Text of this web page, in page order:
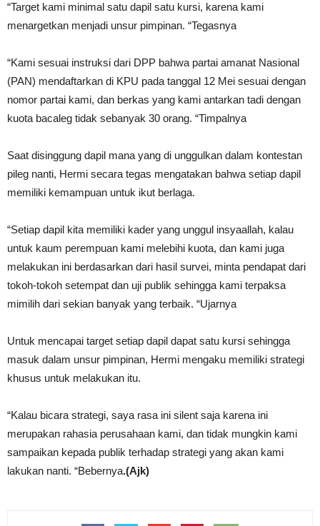
“Target kami minimal satu dapil satu kursi, karena kami
menargetkan menjadi unsur pimpinan. “Tegasnya
“Kami sesuai instruksi dari DPP bahwa partai amanat Nasional
(PAN) mendaftarkan di KPU pada tanggal 12 Mei sesuai dengan
nomor partai kami, dan berkas yang kami antarkan tadi dengan
kuota bacaleg tidak sebanyak 30 orang. “Timpalnya
Saat disinggung dapil mana yang di unggulkan dalam kontestan
pileg nanti, Hermi secara tegas mengatakan bahwa setiap dapil
memiliki kemampuan untuk ikut berlaga.
“Setiap dapil kita memiliki kader yang unggul insyaallah, kalau
untuk kaum perempuan kami melebihi kuota, dan kami juga
melakukan ini berdasarkan dari hasil survei, minta pendapat dari
tokoh-tokoh setempat dan uji publik sehingga kami terpaksa
mimilih dari sekian banyak yang terbaik. “Ujarnya
Untuk mencapai target setiap dapil dapat satu kursi sehingga
masuk dalam unsur pimpinan, Hermi mengaku memiliki strategi
khusus untuk melakukan itu.
“Kalau bicara strategi, saya rasa ini silent saja karena ini
merupakan rahasia perusahaan kami, dan tidak mungkin kami
sampaikan kepada publik terhadap strategi yang akan kami
lakukan nanti. “Bebernya.(Ajk)